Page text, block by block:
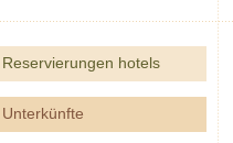
Reservierungen hotels
Unterkünfte